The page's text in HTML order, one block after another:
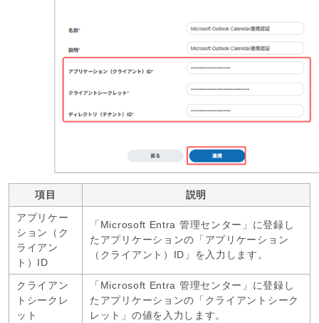
項目
説明
アプリケー
ション（ク
ライアン
ト）ID
「Microsoft Entra 管理センター」に登録し
たアプリケーションの「アプリケーション
（クライアント）ID」を入力します。
クライアン
トシークレ
ット
「Microsoft Entra 管理センター」に登録し
たアプリケーションの「クライアントシーク
レット」の値を入力します。